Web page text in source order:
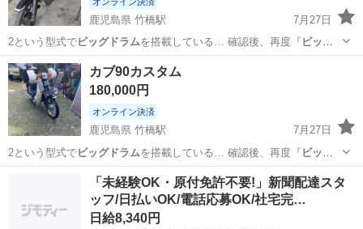
鹿児島県 竹橋駅
7月27日
2という型式でビッグドラムを搭載している… 確認後、再度『 ビッグ
ドラム』と記載させて…
鹿児島 鹿児島市 竹橋駅 ホンダ
カブ90カスタム
180,000円
オンライン決済
鹿児島県 竹橋駅
7月27日
2という型式でビッグドラムを搭載している… 確認後、再度『 ビッグ
ドラム』と記載させて…
鹿児島市 竹橋駅 ホンダ カブ
「未経験OK・原付免許不要!」新聞配達スタ
ッフ/日払いOK/電話応募OK/社宅完…
日給8,340円